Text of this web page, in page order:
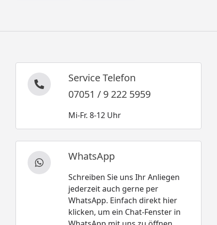
Service Telefon
07051 / 9 222 5959
Mi-Fr. 8-12 Uhr
WhatsApp
Schreiben Sie uns Ihr Anliegen
jederzeit auch gerne per
WhatsApp. Einfach direkt hier
klicken, um ein Chat-Fenster in